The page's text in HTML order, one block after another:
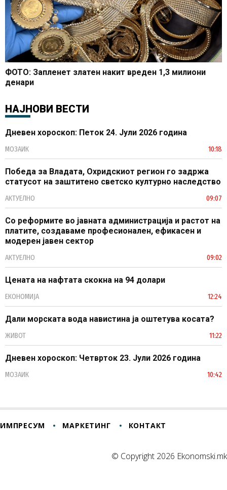
ФОТО: Запленет златен накит вреден 1,3 милиони
денари
НАЈНОВИ ВЕСТИ
Дневен хороскоп: Петок 24. Јули 2026 година
МОЗАИК 10:18
Победа за Владата, Охридскиот регион го задржа
статусот на заштитено светско културно наследство
АКТУЕЛНО 09:07
Со реформите во јавната администрација и растот на
платите, создаваме професионален, ефикасен и
модерен јавен сектор
АКТУЕЛНО 09:02
Цената на нафтата скокна на 94 долари
ЕКОНОМИЈА 12:24
Дали морската вода навистина ја оштетува косата?
ЖИВОТ 11:22
Дневен хороскоп: Четврток 23. Јули 2026 година
МОЗАИК 10:42
ИМПРЕСУМ МАРКЕТИНГ КОНТАКТ
© Copyright 2026 Ekonomski.mk